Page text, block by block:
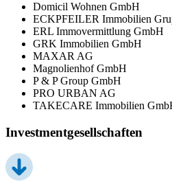
Domicil Wohnen GmbH
ECKPFEILER Immobilien
ERL Immovermittlung GmbH
GRK Immobilien GmbH
MAXAR AG
Magnolienhof GmbH
P & P Group GmbH
PRO URBAN AG
TAKECARE Immobilien
Investmentgesellschaften